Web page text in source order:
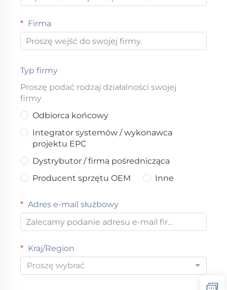
Firma
Typ firmy
Proszę podać rodzaj działalności swojej
firmy
Odbiorca końcowy
Integrator systemów / wykonawca
projektu EPC
Dystrybutor / firma pośrednicząca
Producent sprzętu OEM
Inne
Adres e-mail służbowy
Kraj/Region
Proszę wybrać